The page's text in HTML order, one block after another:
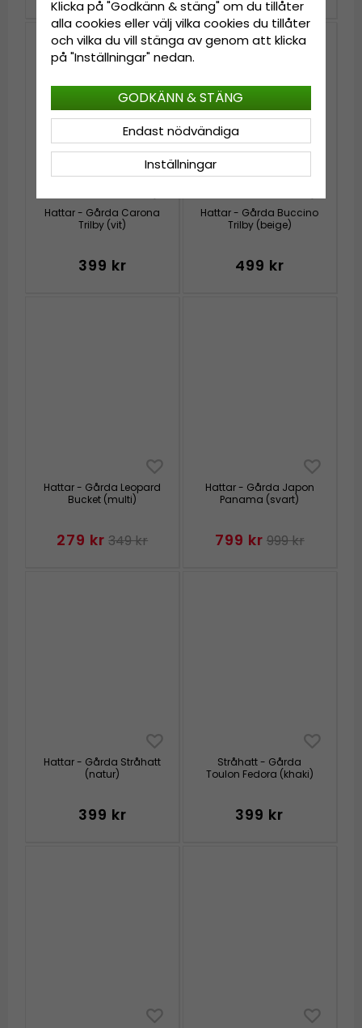
Hattar - Gårda Carona
Trilby (vit)
399 kr
Hattar - Gårda Buccino
Trilby (beige)
499 kr
Hattar - Gårda Leopard
Bucket (multi)
279 kr 349 kr
Hattar - Gårda Japon
Panama (svart)
799 kr 999 kr
Hattar - Gårda Stråhatt
(natur)
399 kr
Stråhatt - Gårda
Toulon Fedora (khaki)
399 kr
Klicka på "Godkänn & stäng" om du tillåter
alla cookies eller välj vilka cookies du tillåter
och vilka du vill stänga av genom att klicka
på "Inställningar" nedan.
Inställningar
Endast nödvändiga
GODKÄNN & STÄNG